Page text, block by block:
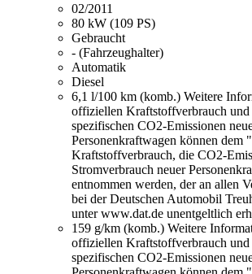
02/2011
80 kW (109 PS)
Gebraucht
- (Fahrzeughalter)
Automatik
Diesel
6,1 l/100 km (komb.) Weitere
offiziellen Kraftstoffverbrauch
spezifischen CO2-Emissionen
Personenkraftwagen können dem
Kraftstoffverbrauch, die CO2-
Stromverbrauch neuer
entnommen werden, der an allen
bei der Deutschen Automobil
unter www.dat.de unentgeltlich
159 g/km (komb.) Weitere
offiziellen Kraftstoffverbrauch
spezifischen CO2-Emissionen